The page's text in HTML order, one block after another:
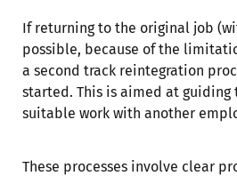
If returning to the original job
possible, because of the
a second track reintegration
started. This is aimed at guiding
suitable work with another
These processes involve clear